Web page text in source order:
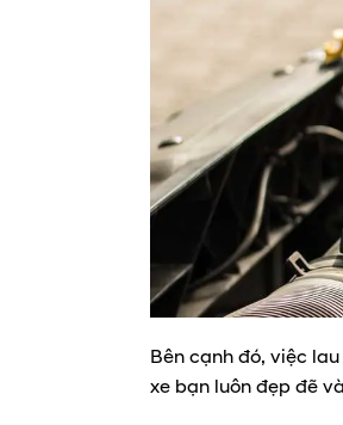
Bên cạnh đó, việc
xe bạn luôn đẹp đẽ